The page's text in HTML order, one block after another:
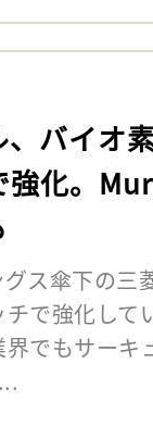
、バイオ
強化。
ス傘下の三
で強化して
でもサー